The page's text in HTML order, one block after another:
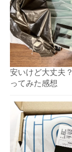
安いけど大丈夫
ってみた感想